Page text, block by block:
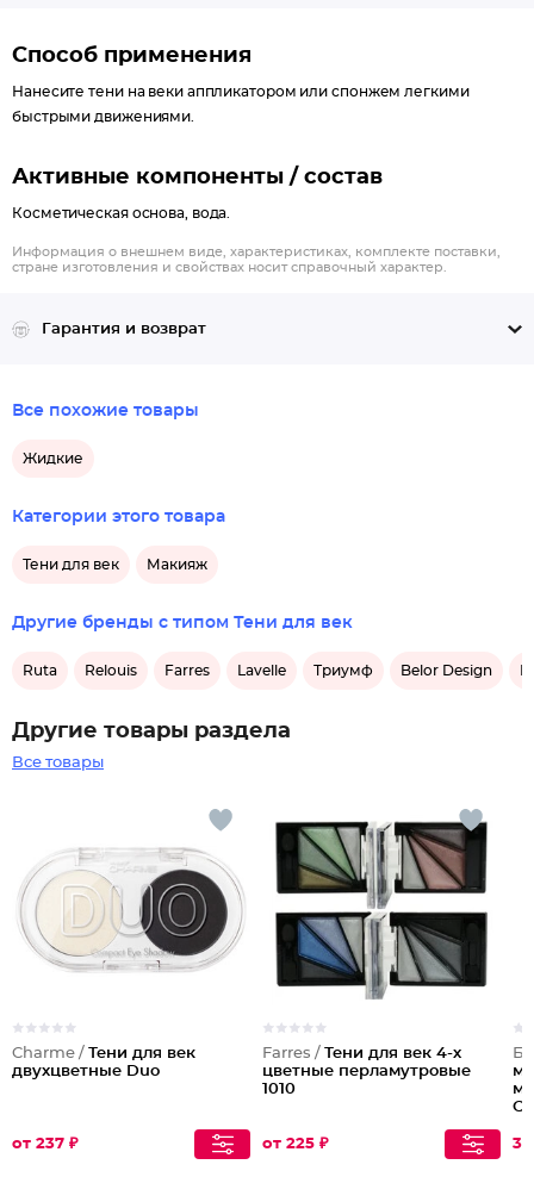
Способ применения
Нанесите тени на веки аппликатором или спонжем легкими
быстрыми движениями.
Активные компоненты / состав
Косметическая основа, вода.
Информация о внешнем виде, характеристиках, комплекте поставки,
стране изготовления и свойствах носит справочный характер.
Гарантия и возврат
Все похожие товары
Жидкие
Категории этого товара
Тени для век Макияж
Другие бренды с типом Тени для век
Ruta Relouis Farres Lavelle Триумф Belor Design
Другие товары раздела
Все товары
Charme / Тени для век
двухцветные Duo
от 237 ₽
Farres / Тени для век 4-х
цветные перламутровые
1010
от 225 ₽